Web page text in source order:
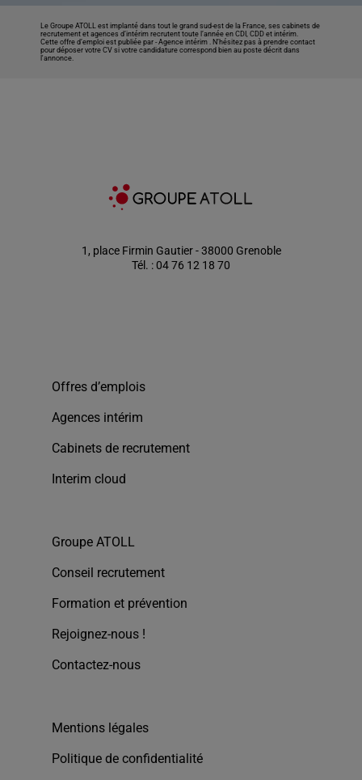
Le Groupe ATOLL est implanté dans tout le grand sud-est de la France, ses cabinets de
recrutement et agences d’intérim recrutent toute l’année en CDI, CDD et intérim.
Cette offre d’emploi est publiée par -Agence intérim . N’hésitez pas à prendre contact
pour déposer votre CV si votre candidature correspond bien au poste décrit dans
l'annonce.
1, place Firmin Gautier - 38000 Grenoble
Tél. : 04 76 12 18 70
Offres d’emplois
Agences intérim
Cabinets de recrutement
Interim cloud
Groupe ATOLL
Conseil recrutement
Formation et prévention
Rejoignez-nous !
Contactez-nous
Mentions légales
Politique de confidentialité